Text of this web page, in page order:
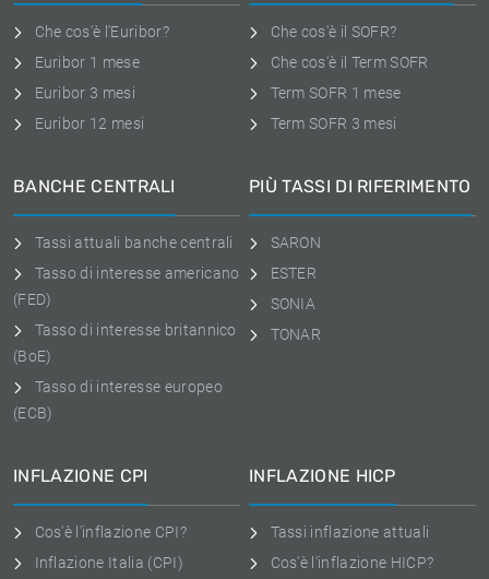
Che cos'è l'Euribor?
Euribor 1 mese
Euribor 3 mesi
Euribor 12 mesi
Che cos'è il SOFR?
Che cos'è il Term SOFR
Term SOFR 1 mese
Term SOFR 3 mesi
BANCHE CENTRALI
Tassi attuali banche centrali
Tasso di interesse americano
(FED)
Tasso di interesse britannico
(BoE)
Tasso di interesse europeo
(ECB)
PIÙ TASSI DI RIFERIMENTO
SARON
ESTER
SONIA
TONAR
INFLAZIONE CPI
Cos'è l'inflazione CPI?
Inflazione Italia (CPI)
INFLAZIONE HICP
Tassi inflazione attuali
Cos'è l'inflazione HICP?